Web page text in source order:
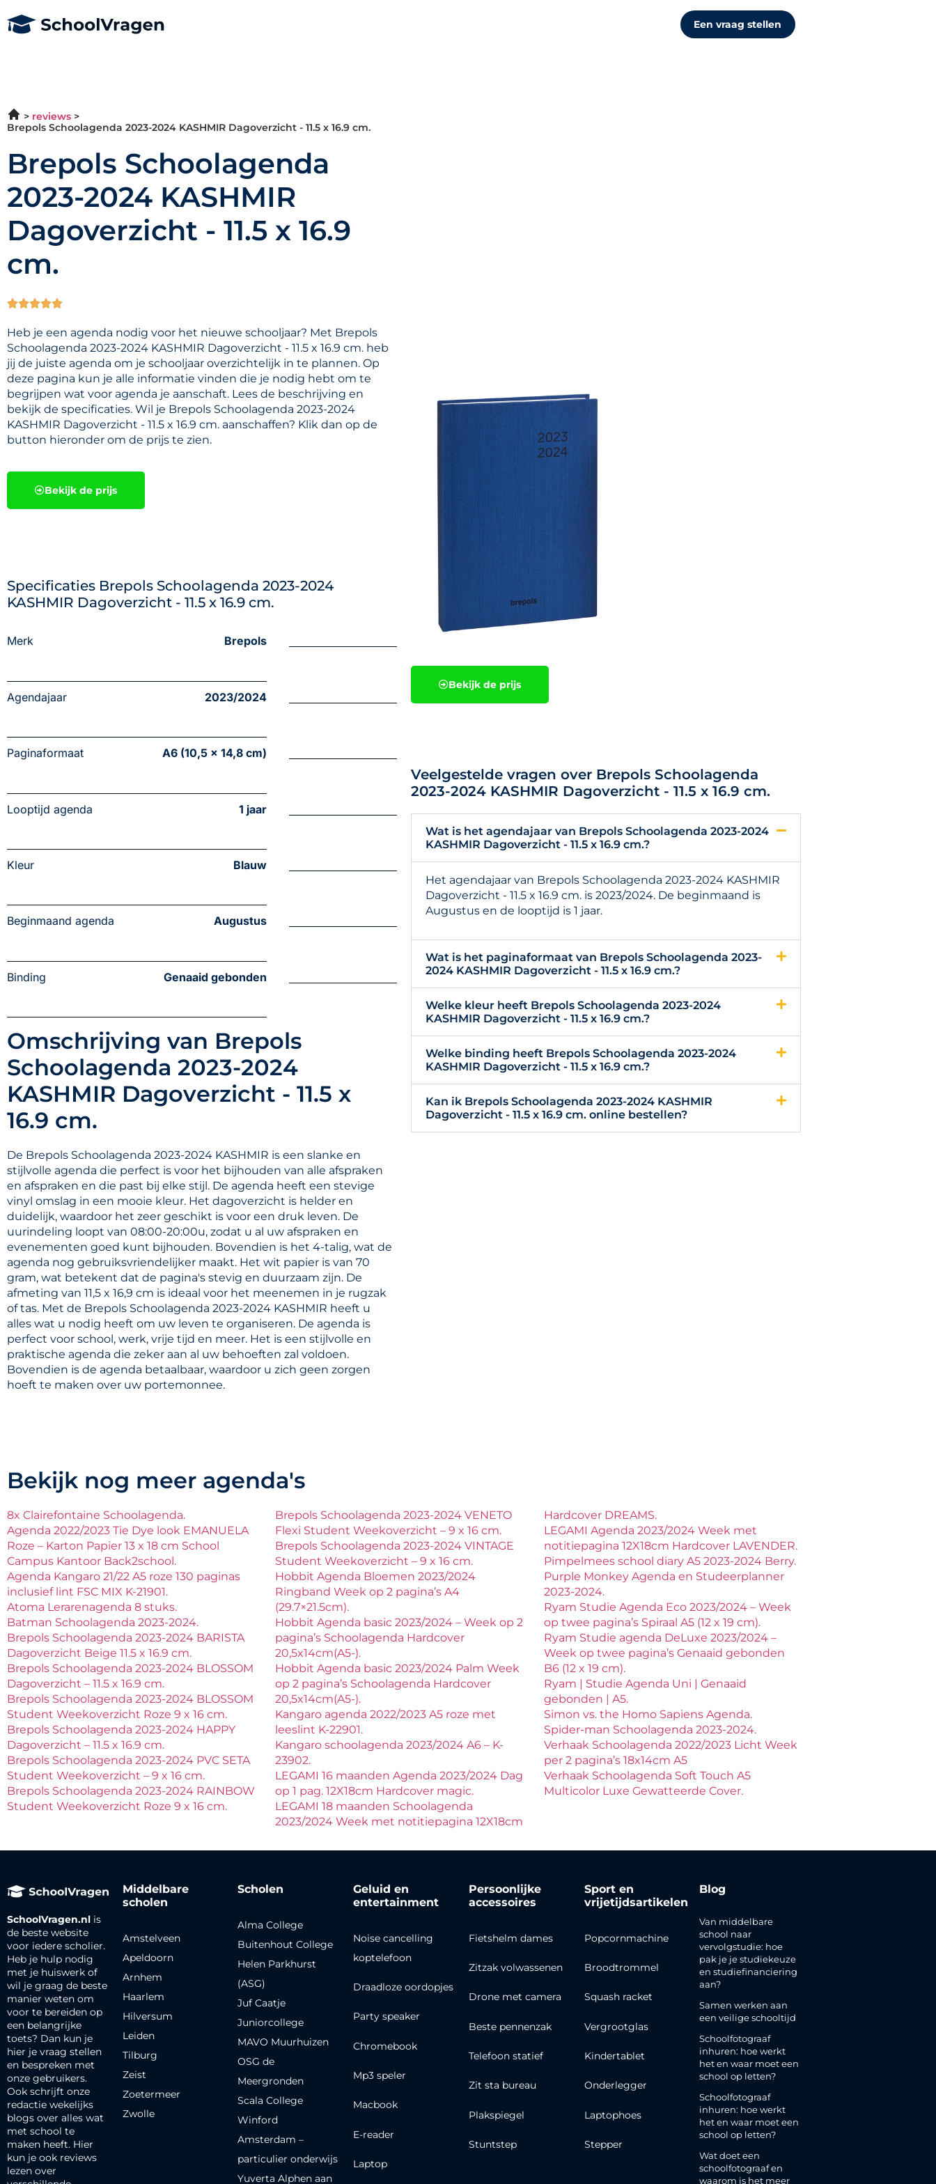
Een vraag stellen
reviews
Brepols Schoolagenda 2023-2024 KASHMIR Dagoverzicht - 11.5 x 16.9 cm.
Brepols Schoolagenda
2023-2024 KASHMIR
Dagoverzicht - 11.5 x 16.9
cm.

Heb je een agenda nodig voor het nieuwe schooljaar? Met Brepols
Schoolagenda 2023-2024 KASHMIR Dagoverzicht - 11.5 x 16.9 cm. heb
jij de juiste agenda om je schooljaar overzichtelijk in te plannen. Op
deze pagina kun je alle informatie vinden die je nodig hebt om te
begrijpen wat voor agenda je aanschaft. Lees de beschrijving en
bekijk de specificaties. Wil je Brepols Schoolagenda 2023-2024
KASHMIR Dagoverzicht - 11.5 x 16.9 cm. aanschaffen? Klik dan op de
button hieronder om de prijs te zien.
Bekijk de prijs
Specificaties Brepols Schoolagenda 2023-2024
KASHMIR Dagoverzicht - 11.5 x 16.9 cm.
Merk Brepols
Agendajaar 2023/2024
Paginaformaat A6 (10,5 x 14,8 cm)
Looptijd agenda 1 jaar
Kleur Blauw
Beginmaand agenda Augustus
Binding Genaaid gebonden
Omschrijving van Brepols
Schoolagenda 2023-2024
KASHMIR Dagoverzicht - 11.5 x
16.9 cm.
De Brepols Schoolagenda 2023-2024 KASHMIR is een slanke en
stijlvolle agenda die perfect is voor het bijhouden van alle afspraken
en afspraken en die past bij elke stijl. De agenda heeft een stevige
vinyl omslag in een mooie kleur. Het dagoverzicht is helder en
duidelijk, waardoor het zeer geschikt is voor een druk leven. De
uurindeling loopt van 08:00-20:00u, zodat u al uw afspraken en
evenementen goed kunt bijhouden. Bovendien is het 4-talig, wat de
agenda nog gebruiksvriendelijker maakt. Het wit papier is van 70
gram, wat betekent dat de pagina's stevig en duurzaam zijn. De
afmeting van 11,5 x 16,9 cm is ideaal voor het meenemen in je rugzak
of tas. Met de Brepols Schoolagenda 2023-2024 KASHMIR heeft u
alles wat u nodig heeft om uw leven te organiseren. De agenda is
perfect voor school, werk, vrije tijd en meer. Het is een stijlvolle en
praktische agenda die zeker aan al uw behoeften zal voldoen.
Bovendien is de agenda betaalbaar, waardoor u zich geen zorgen
hoeft te maken over uw portemonnee.
Bekijk de prijs
Veelgestelde vragen over Brepols Schoolagenda
2023-2024 KASHMIR Dagoverzicht - 11.5 x 16.9 cm.
Wat is het agendajaar van Brepols Schoolagenda 2023-2024
KASHMIR Dagoverzicht - 11.5 x 16.9 cm.?
Het agendajaar van Brepols Schoolagenda 2023-2024 KASHMIR
Dagoverzicht - 11.5 x 16.9 cm. is 2023/2024. De beginmaand is
Augustus en de looptijd is 1 jaar.
Wat is het paginaformaat van Brepols Schoolagenda 2023-
2024 KASHMIR Dagoverzicht - 11.5 x 16.9 cm.?
Welke kleur heeft Brepols Schoolagenda 2023-2024
KASHMIR Dagoverzicht - 11.5 x 16.9 cm.?
Welke binding heeft Brepols Schoolagenda 2023-2024
KASHMIR Dagoverzicht - 11.5 x 16.9 cm.?
Kan ik Brepols Schoolagenda 2023-2024 KASHMIR
Dagoverzicht - 11.5 x 16.9 cm. online bestellen?
Bekijk nog meer agenda's
8x Clairefontaine Schoolagenda.
Agenda 2022/2023 Tie Dye look EMANUELA
Roze – Karton Papier 13 x 18 cm School
Campus Kantoor Back2school.
Agenda Kangaro 21/22 A5 roze 130 paginas
inclusief lint FSC MIX K-21901.
Atoma Lerarenagenda 8 stuks.
Batman Schoolagenda 2023-2024.
Brepols Schoolagenda 2023-2024 BARISTA
Dagoverzicht Beige 11.5 x 16.9 cm.
Brepols Schoolagenda 2023-2024 BLOSSOM
Dagoverzicht – 11.5 x 16.9 cm.
Brepols Schoolagenda 2023-2024 BLOSSOM
Student Weekoverzicht Roze 9 x 16 cm.
Brepols Schoolagenda 2023-2024 HAPPY
Dagoverzicht – 11.5 x 16.9 cm.
Brepols Schoolagenda 2023-2024 PVC SETA
Student Weekoverzicht – 9 x 16 cm.
Brepols Schoolagenda 2023-2024 RAINBOW
Student Weekoverzicht Roze 9 x 16 cm.
Brepols Schoolagenda 2023-2024 VENETO
Flexi Student Weekoverzicht – 9 x 16 cm.
Brepols Schoolagenda 2023-2024 VINTAGE
Student Weekoverzicht – 9 x 16 cm.
Hobbit Agenda Bloemen 2023/2024
Ringband Week op 2 pagina’s A4
(29.7×21.5cm).
Hobbit Agenda basic 2023/2024 – Week op 2
pagina’s Schoolagenda Hardcover
20,5x14cm(A5-).
Hobbit Agenda basic 2023/2024 Palm Week
op 2 pagina’s Schoolagenda Hardcover
20,5x14cm(A5-).
Kangaro agenda 2022/2023 A5 roze met
leeslint K-22901.
Kangaro schoolagenda 2023/2024 A6 – K-
23902.
LEGAMI 16 maanden Agenda 2023/2024 Dag
op 1 pag. 12X18cm Hardcover magic.
LEGAMI 18 maanden Schoolagenda
2023/2024 Week met notitiepagina 12X18cm
Hardcover DREAMS.
LEGAMI Agenda 2023/2024 Week met
notitiepagina 12X18cm Hardcover LAVENDER.
Pimpelmees school diary A5 2023-2024 Berry.
Purple Monkey Agenda en Studeerplanner
2023-2024.
Ryam Studie Agenda Eco 2023/2024 – Week
op twee pagina’s Spiraal A5 (12 x 19 cm).
Ryam Studie agenda DeLuxe 2023/2024 –
Week op twee pagina’s Genaaid gebonden
B6 (12 x 19 cm).
Ryam | Studie Agenda Uni | Genaaid
gebonden | A5.
Simon vs. the Homo Sapiens Agenda.
Spider-man Schoolagenda 2023-2024.
Verhaak Schoolagenda 2022/2023 Licht Week
per 2 pagina’s 18x14cm A5
Verhaak Schoolagenda Soft Touch A5
Multicolor Luxe Gewatteerde Cover.
SchoolVragen.nl is
de beste website
voor iedere scholier.
Heb je hulp nodig
met je huiswerk of
wil je graag de beste
manier weten om
voor te bereiden op
een belangrijke
toets? Dan kun je
hier je vraag stellen
en bespreken met
onze gebruikers.
Ook schrijft onze
redactie wekelijks
blogs over alles wat
met school te
maken heeft. Hier
kun je ook reviews
lezen over
Middelbare
scholen
Amstelveen
Apeldoorn
Arnhem
Haarlem
Hilversum
Leiden
Tilburg
Zeist
Zoetermeer
Zwolle
Scholen
Alma College
Buitenhout College
Helen Parkhurst
(ASG)
Juf Caatje
Juniorcollege
MAVO Muurhuizen
OSG de
Meergronden
Scala College
Winford
Amsterdam –
particulier onderwijs
Yuverta Alphen aan
Geluid en
entertainment
Noise cancelling
koptelefoon
Draadloze oordopjes
Party speaker
Chromebook
Mp3 speler
Macbook
E-reader
Laptop
Persoonlijke
accessoires
Fietshelm dames
Zitzak volwassenen
Drone met camera
Beste pennenzak
Telefoon statief
Zit sta bureau
Plakspiegel
Stuntstep
Sport en
vrijetijdsartikelen
Popcornmachine
Broodtrommel
Squash racket
Vergrootglas
Kindertablet
Onderlegger
Laptophoes
Stepper
Blog
Van middelbare
school naar
vervolgstudie: hoe
pak je je studiekeuze
en studiefinanciering
aan?
Samen werken aan
een veilige schooltijd
Schoolfotograaf
inhuren: hoe werkt
het en waar moet een
school op letten?
Schoolfotograaf
inhuren: hoe werkt
het en waar moet een
school op letten?
Wat doet een
schoolfotograaf en
waarom is het meer